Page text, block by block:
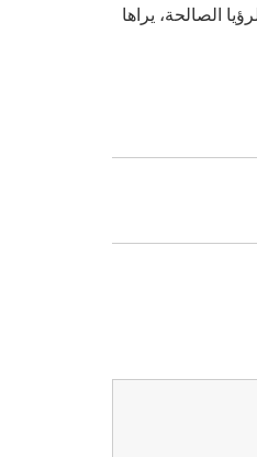
الصالحة، يراها